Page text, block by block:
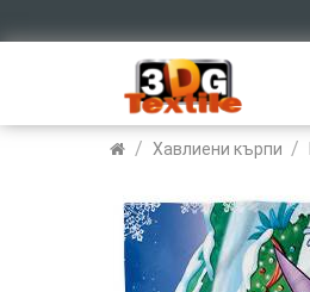
/ Хавлиени кърпи /